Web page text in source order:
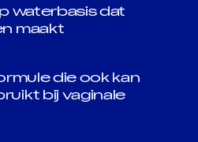
waterbasis dat
maakt
die ook kan
bij vaginale